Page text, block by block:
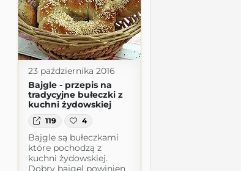
23 października 2016
Bajgle - przepis na
tradycyjne bułeczki z
kuchni żydowskiej
119 4
Bajgle są bułeczkami
które pochodzą z
kuchni żydowskiej.
Dobry bajgel powinien